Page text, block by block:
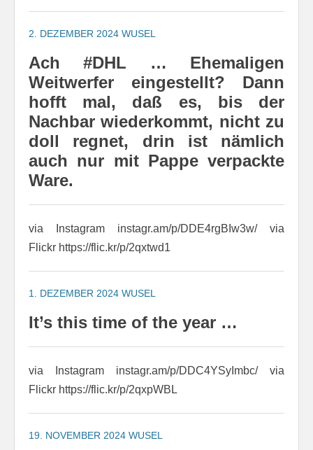
2. DEZEMBER 2024 WUSEL
Ach #DHL … Ehemaligen
Weitwerfer eingestellt? Dann
hofft mal, daß es, bis der
Nachbar wiederkommt, nicht zu
doll regnet, drin ist nämlich
auch nur mit Pappe verpackte
Ware.
via Instagram instagr.am/p/DDE4rgBIw3w/ via
Flickr https://flic.kr/p/2qxtwd1
1. DEZEMBER 2024 WUSEL
It’s this time of the year …
via Instagram instagr.am/p/DDC4YSyImbc/ via
Flickr https://flic.kr/p/2qxpWBL
19. NOVEMBER 2024 WUSEL